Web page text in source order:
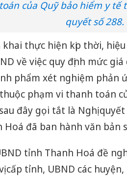
của Quỹ bảo hiểm y
quyết số 288.
thực hiện kịp thời,
về việc quy định mức giá
phẩm xét nghiệm phản
phạm vi thanh toán
đây gọi tắt là Nghị quyết
đã ban hành văn bản
tỉnh Thanh Hoá đề
cấp tỉnh, UBND các